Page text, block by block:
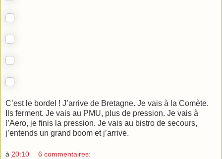
C’est le bordel ! J’arrive de Bretagne. Je vais à la Comète.
Ils ferment. Je vais au PMU, plus de pression. Je vais à
l’Aero, je finis la pression. Je vais au bistro de secours,
j’entends un grand boom et j’arrive.
à 20:10 6 commentaires: